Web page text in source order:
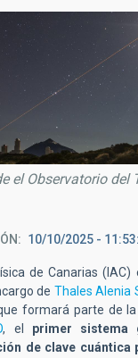
el Observatorio del
10/10/2025 -
de Canarias (IAC)
de Thales Alenia
formará parte de
, el primer sistema
de clave cuántica